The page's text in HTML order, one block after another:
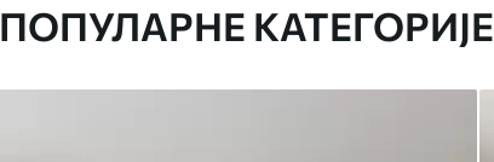
ПОПУЛАРНЕ КАТЕГОРИЈЕ